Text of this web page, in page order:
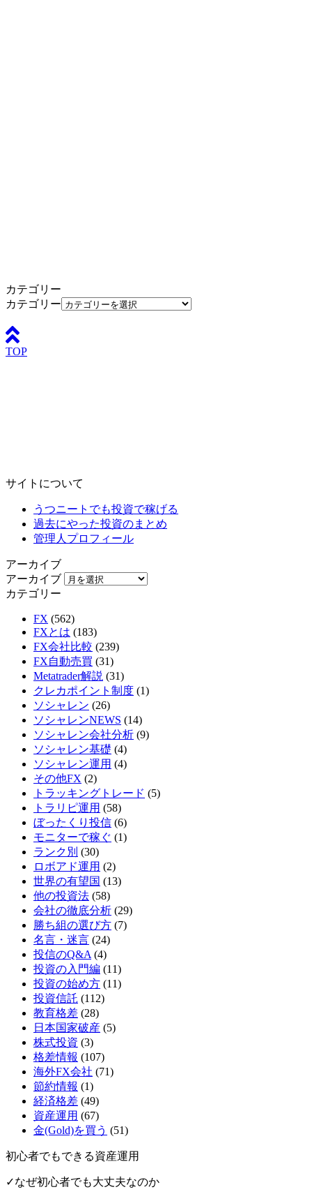
カテゴリー
カテゴリー
TOP
サイトについて
うつニートでも投資で稼げる
過去にやった投資のまとめ
管理人プロフィール
アーカイブ
アーカイブ
カテゴリー
FX (562)
FXとは (183)
FX会社比較 (239)
FX自動売買 (31)
Metatrader解説 (31)
クレカポイント制度 (1)
ソシャレン (26)
ソシャレンNEWS (14)
ソシャレン会社分析 (9)
ソシャレン基礎 (4)
ソシャレン運用 (4)
その他FX (2)
トラッキングトレード (5)
トラリピ運用 (58)
ぼったくり投信 (6)
モニターで稼ぐ (1)
ランク別 (30)
ロボアド運用 (2)
世界の有望国 (13)
他の投資法 (58)
会社の徹底分析 (29)
勝ち組の選び方 (7)
名言・迷言 (24)
投信のQ&A (4)
投資の入門編 (11)
投資の始め方 (11)
投資信託 (112)
教育格差 (28)
日本国家破産 (5)
株式投資 (3)
格差情報 (107)
海外FX会社 (71)
節約情報 (1)
経済格差 (49)
資産運用 (67)
金(Gold)を買う (51)
初心者でもできる資産運用
✓なぜ初心者でも大丈夫なのか